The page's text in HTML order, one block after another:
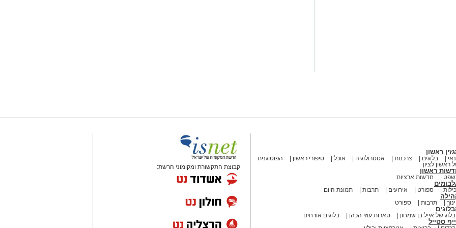
משרד הבריאות, ולכן חל איסור
PROTEIN + MINERAL
Protein Mineral
HYDRO KERATIN PRO HAIR
מסומן כמכילחומצה
להחלקת שיער בישראל.
ראשון
בלוגים צרכנות אסטרולוגיה אוכל סיפורי ראשון
הפוטוגנית
ראשון לציון
ראשון
חדשות ארציות
ספורט אירועים תרבות תמונת היום
תרבות ספורט
של אייל בן שמחון טארות עוזי הכהן בלוגים אורחים
סטייל
קבוצת התקשורת ומקומוני הרשת: